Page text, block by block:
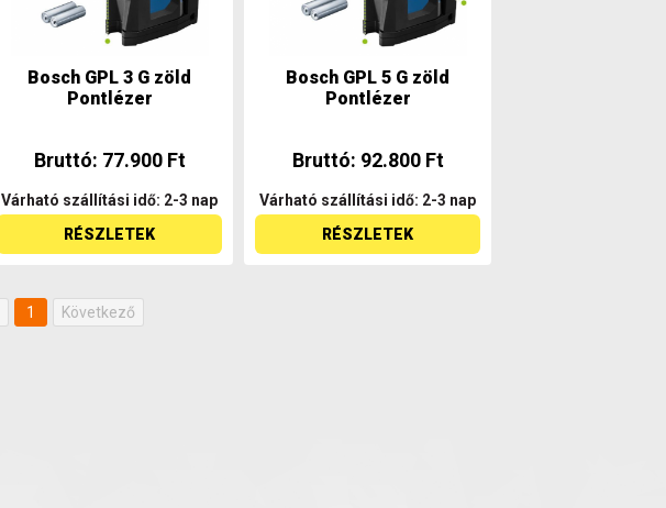
Bosch GPL 3 G zöld
Pontlézer
Bruttó: 77.900 Ft
Várható szállítási idő: 2-3 nap
RÉSZLETEK
Bosch GPL 5 G zöld
Pontlézer
Bruttó: 92.800 Ft
Várható szállítási idő: 2-3 nap
RÉSZLETEK
1 Következő